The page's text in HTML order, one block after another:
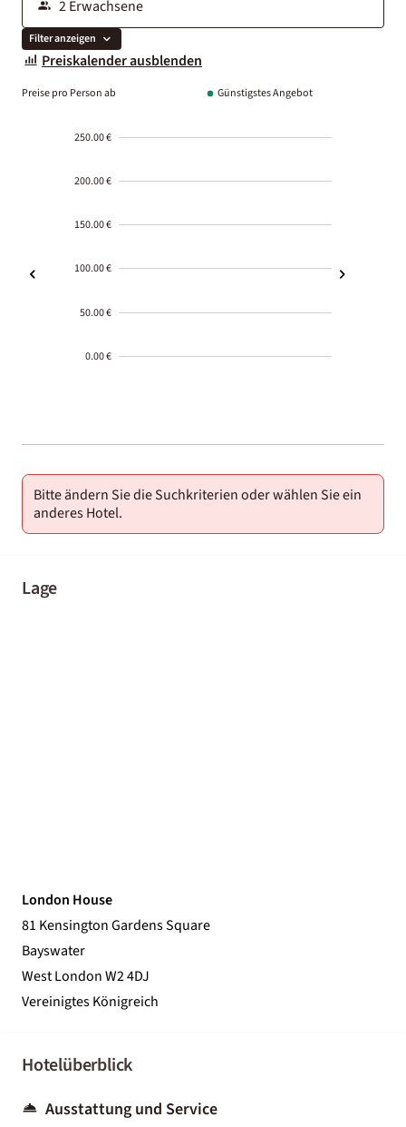
Filter anzeigen
Preiskalender ausblenden
Preise pro Person ab Günstigstes Angebot
250.00 €
200.00 €
150.00 €
100.00 €
50.00 €
0.00 €
01-02
Bitte ändern Sie die Suchkriterien oder wählen Sie ein
anderes Hotel.
Lage
London House
81 Kensington Gardens Square
Bayswater
West London W2 4DJ
Vereinigtes Königreich
Hotelüberblick
Ausstattung und Service